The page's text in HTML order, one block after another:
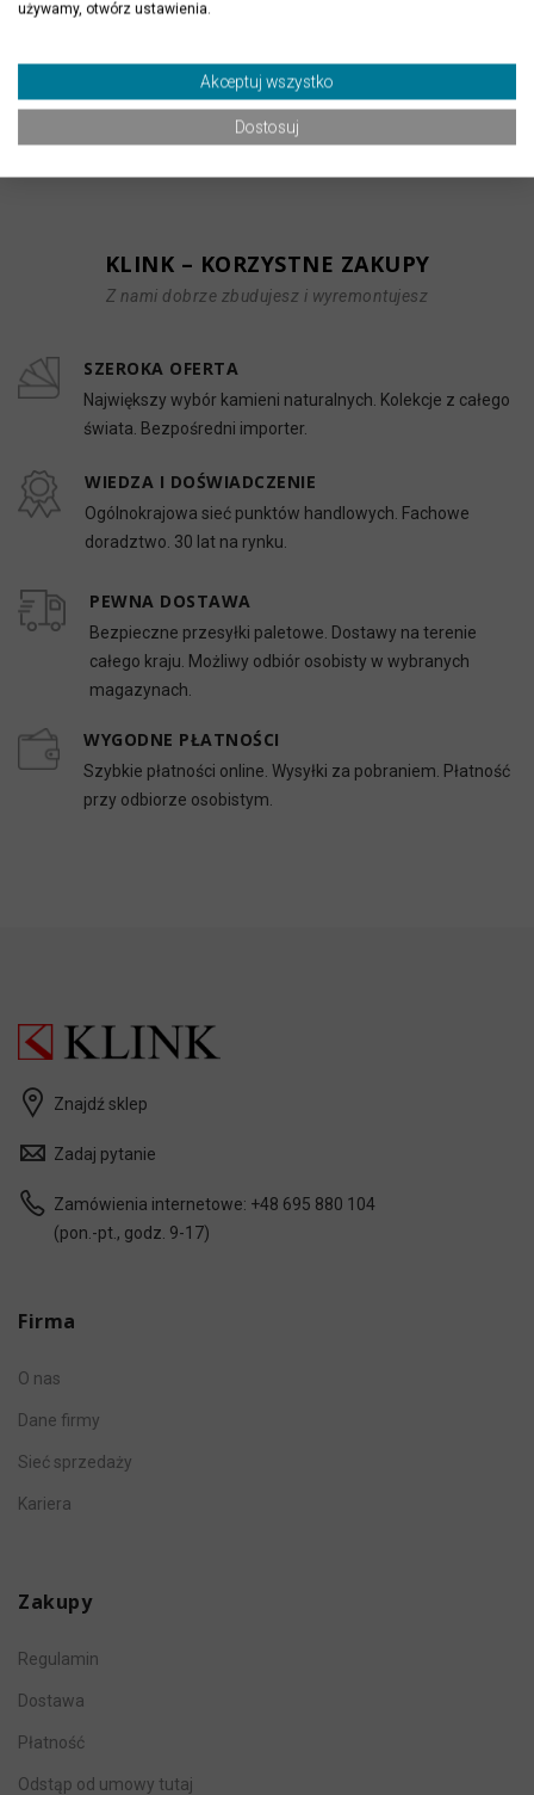
Gres Ark Anthracite
matowy 100x100x1 cm
Gres Tecno Stone Beige
120x120x0,9 cm
69,00 zł
KLINK – KORZYSTNE ZAKUPY
Z nami dobrze zbudujesz i wyremontujesz
SZEROKA OFERTA
Największy wybór kamieni naturalnych. Kolekcje z całego
świata. Bezpośredni importer.
WIEDZA I DOŚWIADCZENIE
Ogólnokrajowa sieć punktów handlowych. Fachowe
doradztwo. 30 lat na rynku.
PEWNA DOSTAWA
Bezpieczne przesyłki paletowe. Dostawy na terenie
całego kraju. Możliwy odbiór osobisty w wybranych
magazynach.
WYGODNE PŁATNOŚCI
Szybkie płatności online. Wysyłki za pobraniem. Płatność
przy odbiorze osobistym.
Znajdź sklep
Zadaj pytanie
Zamówienia internetowe: +48 695 880 104
(pon.-pt., godz. 9-17)
Firma
O nas
Dane firmy
Sieć sprzedaży
Kariera
Zakupy
Regulamin
Dostawa
Płatność
Odstąp od umowy tutaj
używamy, otwórz ustawienia.
Akceptuj wszystko
Dostosuj